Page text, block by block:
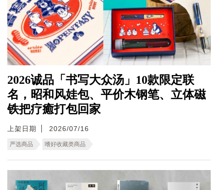
2026诚品「书写大众汤」10款限定联
名，昭和风娃包、平价木钢笔、立体磁
铁把疗癒打包回家
上架日期 2026/07/16
严选商品 嗜好收藏类商品